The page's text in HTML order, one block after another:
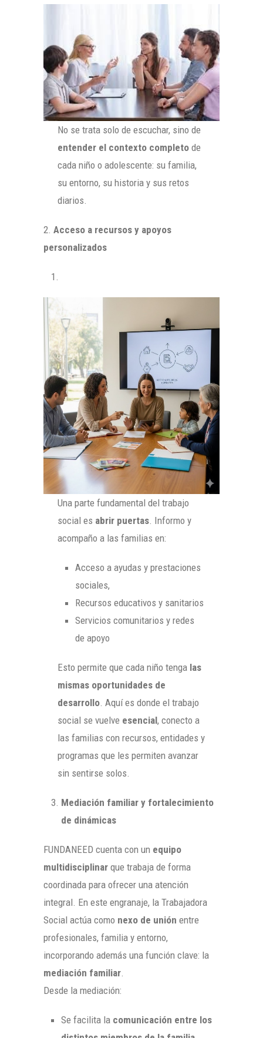
No se trata solo de escuchar, sino de
entender el contexto completo de
cada niño o adolescente: su familia,
su entorno, su historia y sus retos
diarios.
2. Acceso a recursos y apoyos
personalizados
Una parte fundamental del trabajo
social es abrir puertas . Informo y
acompaño a las familias en:
Acceso a ayudas y prestaciones
sociales,
Recursos educativos y sanitarios
Servicios comunitarios y redes
de apoyo
Esto permite que cada niño tenga las
mismas oportunidades de
desarrollo . Aquí es donde el trabajo
social se vuelve esencial, conecto a
las familias con recursos, entidades y
programas que les permiten avanzar
sin sentirse solos.
Mediación familiar y fortalecimiento
de dinámicas
FUNDANEED cuenta con un equipo
multidisciplinar que trabaja de forma
coordinada para ofrecer una atención
integral. En este engranaje, la Trabajadora
Social actúa como nexo de unión entre
profesionales, familia y entorno,
incorporando además una función clave: la
mediación familiar
Desde la mediación:
Se facilita la comunicación entre los